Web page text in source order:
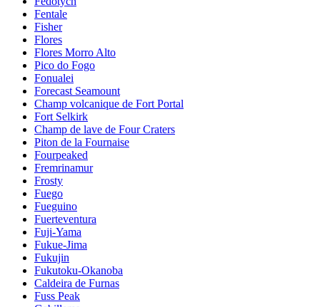
Fentale
Fisher
Flores
Flores Morro Alto
Pico do Fogo
Fonualei
Forecast Seamount
Champ volcanique de Fort Portal
Fort Selkirk
Champ de lave de Four Craters
Piton de la Fournaise
Fourpeaked
Fremrinamur
Frosty
Fuego
Fueguino
Fuerteventura
Fuji-Yama
Fukue-Jima
Fukujin
Fukutoku-Okanoba
Caldeira de Furnas
Fuss Peak